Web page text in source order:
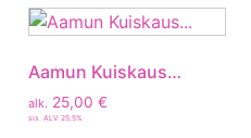
Aamun Kuiskaus…
alk. 25,00 €
sis. ALV 25,5%